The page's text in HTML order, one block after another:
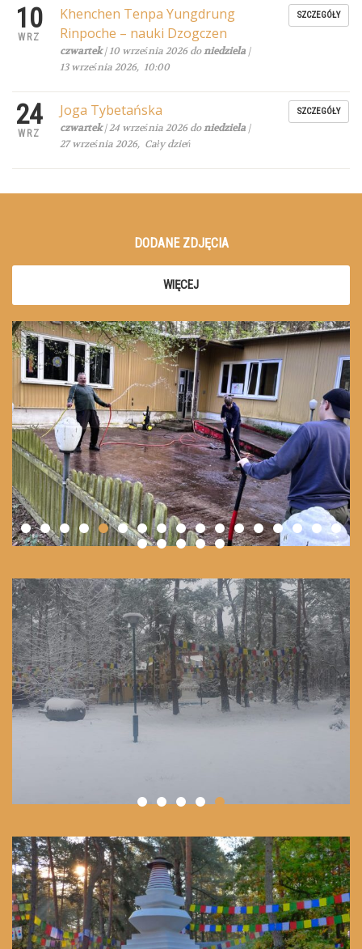
10
WRZ
Khenchen Tenpa Yungdrung
Rinpoche – nauki Dzogczen
czwartek| 10 września 2026 doniedziela|
13 września 2026, 10:00
SZCZEGÓŁY
24
WRZ
Joga Tybetańska
czwartek| 24 września 2026 doniedziela|
27 września 2026, Cały dzień
SZCZEGÓŁY
DODANE ZDJĘCIA
WIĘCEJ